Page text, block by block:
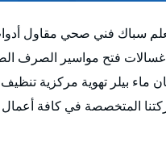
سباك فني صحي مقاول
بيلر تهوية مركزية
المتخصصة في كافة أعمال